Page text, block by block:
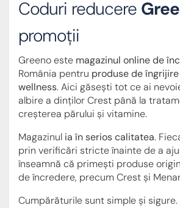
Coduri reducere
promoții
Greeno este magazinul online de
România pentru produse de
wellness. Aici găsești tot ce ai
albire a dinților Crest până la
creșterea părului și vitamine.
Magazinul ia în serios calitatea.
prin verificări stricte înainte de a
înseamnă că primești produse
de încredere, precum Crest și
Cumpărăturile sunt simple și